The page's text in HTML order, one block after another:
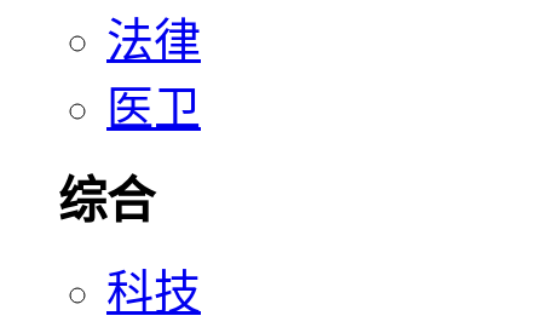
法律
医卫
综合
科技